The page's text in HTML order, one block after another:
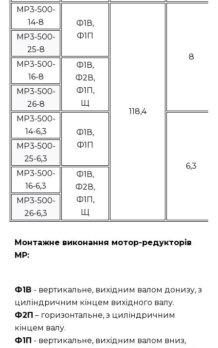
МР3-500-
14-8
Ф1В,
Ф1П
118,4
8
МР3-500-
25-8
МР3-500-
16-8
Ф1В,
Ф2В,
Ф1П,
Щ
МР3-500-
26-8
МР3-500-
14-6,3
Ф1В,
Ф1П
6,3
МР3-500-
25-6,3
МР3-500-
16-6,3
Ф1В,
Ф2В,
Ф1П,
Щ
МР3-500-
26-6,3
Монтажне виконання мотор-редукторів
МР:
Ф1В - вертикальне, вихідним валом донизу, з
циліндричним кінцем вихідного валу.
Ф2П – горизонтальне, з циліндричним
кінцем валу.
Ф1П - вертикальне, вихідним валом вниз,